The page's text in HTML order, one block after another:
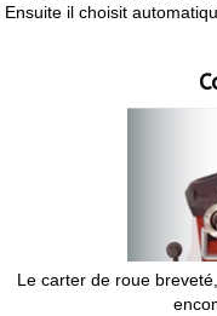
Ensuite il choisit
Le carter de roue